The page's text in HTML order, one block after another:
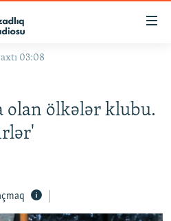
03:08
olan ölkələr klubu.